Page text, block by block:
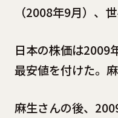
（2008年9月）、
日本の株価は2009
最安値を付けた。
麻生さんの後、